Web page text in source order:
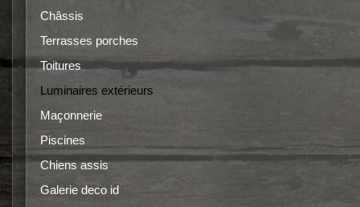
Châssis
Terrasses porches
Toitures
Luminaires extérieurs
Maçonnerie
Piscines
Chiens assis
Galerie deco id